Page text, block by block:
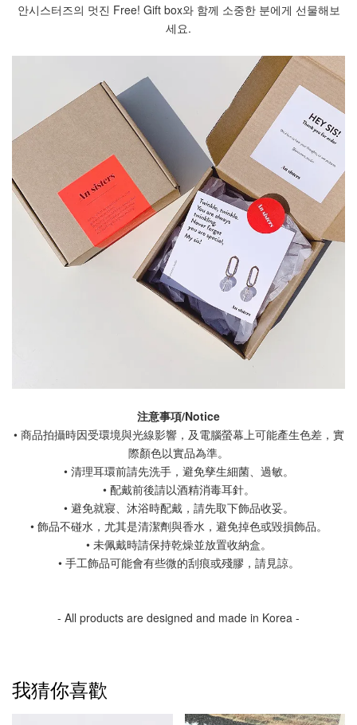
안시스터즈의 멋진 Free! Gift box와 함께 소중한 분에게 선물해보
세요.
注意事項/Notice
• 商品拍攝時因受環境與光線影響，及電腦螢幕上可能產生色差，實
際顏色以實品為準。
• 清理耳環前請先洗手，避免孳生細菌、過敏。
• 配戴前後請以酒精消毒耳針。
• 避免就寢、沐浴時配戴，請先取下飾品收妥。
• 飾品不碰水，尤其是清潔劑與香水，避免掉色或毀損飾品。
• 未佩戴時請保持乾燥並放置收納盒。
• 手工飾品可能會有些微的刮痕或殘膠，請見諒。
- All products are designed and made in Korea -
我猜你喜歡